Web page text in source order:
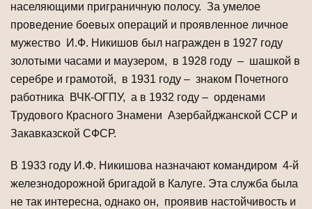
населяющими приграничную полосу. За умелое
проведение боевых операций и проявленное личное
мужество И.Ф. Никишов был награжден в 1927 году
золотыми часами и маузером, в 1928 году – шашкой в
серебре и грамотой, в 1931 году – знаком Почетного
работника ВЧК-ОГПУ, а в 1932 году – орденами
Трудового Красного Знамени Азербайджанской ССР и
Закавказской СФСР.
В 1933 году И.Ф. Никишова назначают командиром 4-й
железнодорожной бригадой в Калуге. Эта служба была
не так интересна, однако он, проявив настойчивость и